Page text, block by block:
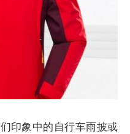
印象中的自行车雨披或